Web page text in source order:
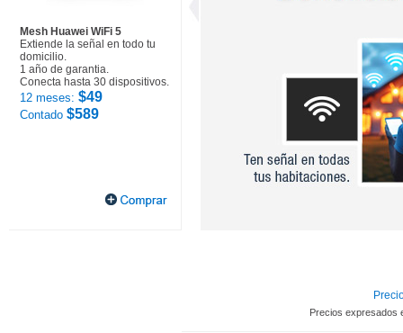
Mesh Huawei WiFi 5
Extiende la señal en todo tu
domicilio.
1 año de garantia.
Conecta hasta 30 dispositivos.
12 meses: $49
Contado $589
Precios expresados